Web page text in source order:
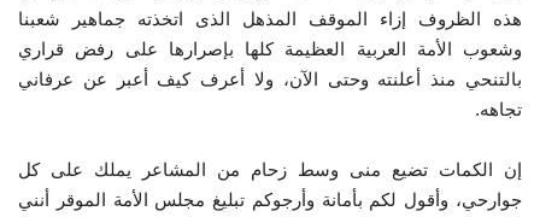
هذه الظروف إزاء الموقف المذهل الذى اتخذته جماهير شعبنا
وشعوب الأمة العربية العظيمة كلها بإصرارها على رفض قراري
بالتنحي منذ أعلنته وحتى الآن، ولا أعرف كيف أعبر عن عرفاني
تجاهه.
إن الكمات تضيع منى وسط زحام من المشاعر يملك على كل
جوارحي، وأقول لكم بأمانة وأرجوكم تبليغ مجلس الأمة الموقر أنني